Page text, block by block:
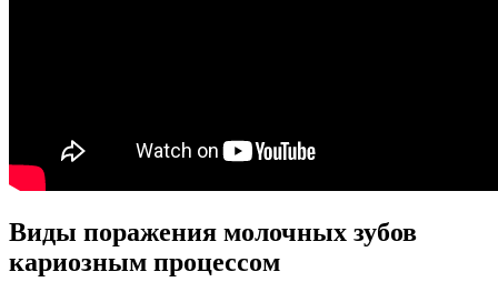
Виды поражения молочных зубов
кариозным процессом